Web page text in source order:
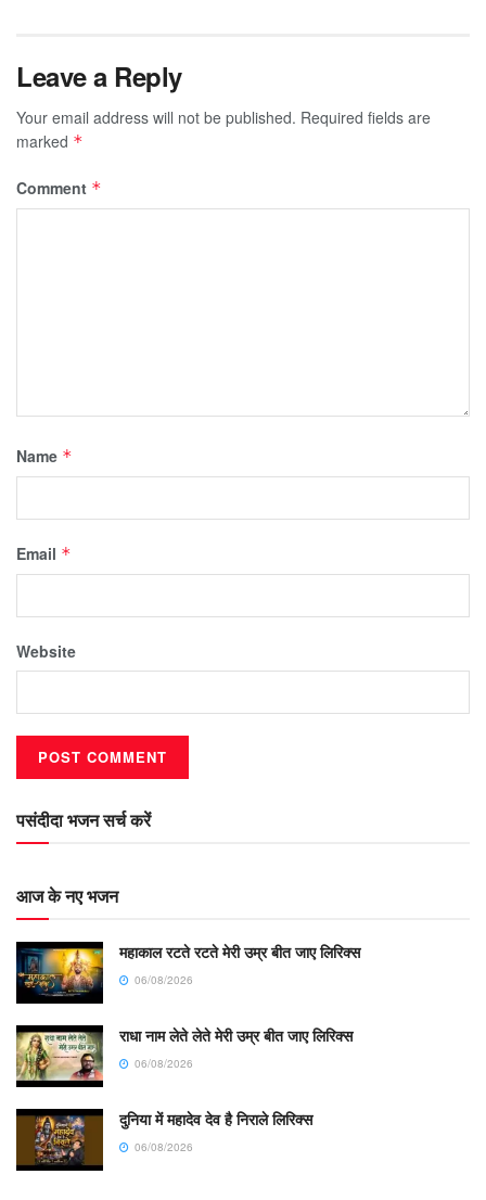
Leave a Reply
Your email address will not be published. Required fields are
marked *
Comment *
Name *
Email *
Website
पसंदीदा भजन सर्च करें
आज के नए भजन
महाकाल रटते रटते मेरी उम्र बीत जाए लिरिक्स
06/08/2026
राधा नाम लेते लेते मेरी उम्र बीत जाए लिरिक्स
06/08/2026
दुनिया में महादेव देव है निराले लिरिक्स
06/08/2026